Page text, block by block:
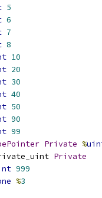
5
6
7
8
10
20
30
40
50
90
99
Private %
Private
999
%3